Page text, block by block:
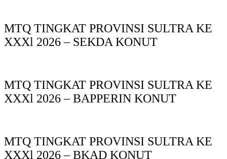
MTQ TINGKAT PROVINSI SULTRA KE
XXXl 2026 – SEKDA KONUT
MTQ TINGKAT PROVINSI SULTRA KE
XXXl 2026 – BAPPERIN KONUT
MTQ TINGKAT PROVINSI SULTRA KE
XXXl 2026 – BKAD KONUT